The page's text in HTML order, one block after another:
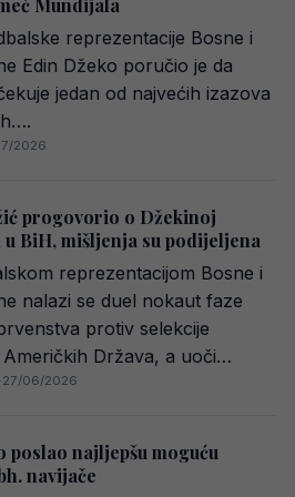
Mundijala
reprezentacije Bosne i
Edin Džeko poručio je da
jedan od najvećih izazova
2026
progovorio o Džekinoj
u BiH, mišljenja su podijeljena
reprezentacijom Bosne i
nalazi se duel nokaut faze
protiv selekcije
Američkih Država, a uoči…
·27/06/2026
poslao najljepšu moguću
navijače